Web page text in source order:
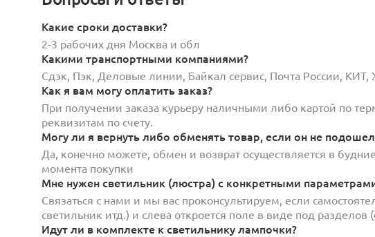
Какие сроки доставки?
2-3 рабочих дня Москва и обл
Какими транспортными компаниями?
Сдэк, Пэк, Деловые линии, Байкал сервис, Почта России,
Как я вам могу оплатить заказ?
При получении заказа курьеру наличными либо картой по
реквизитам по счету.
Могу ли я вернуть либо обменять товар, если он не
Да, конечно можете, обмен и возврат осуществляется в
момента покупки
Мне нужен светильник (люстра) с конкретными
Связаться с нами и мы вас проконсультируем, если
светильник итд.) и слева откроется поле в виде под
Идут ли в комплекте к светильнику лампочки?